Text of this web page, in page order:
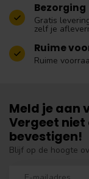
Bezorging
Gratis
zelf je
Ruime
Ruime
Meld je aan
Vergeet
bevestigen!
Blijf op de hoogte